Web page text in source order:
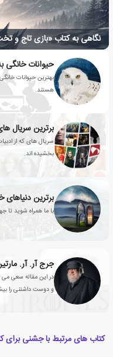
نگاهی به کتاب «بازی تاج و
حیوانات خانگی
بهترین حیوانات
هستند.
برترین سریال
سریال های که از
بخشیده اند.
برترین دنیاهای
با ما همراه شوید تا
جرج آر. آر.
در این مقاله سعی می
و دوست داشتنی را
کتاب های مرتبط با جشنی برای